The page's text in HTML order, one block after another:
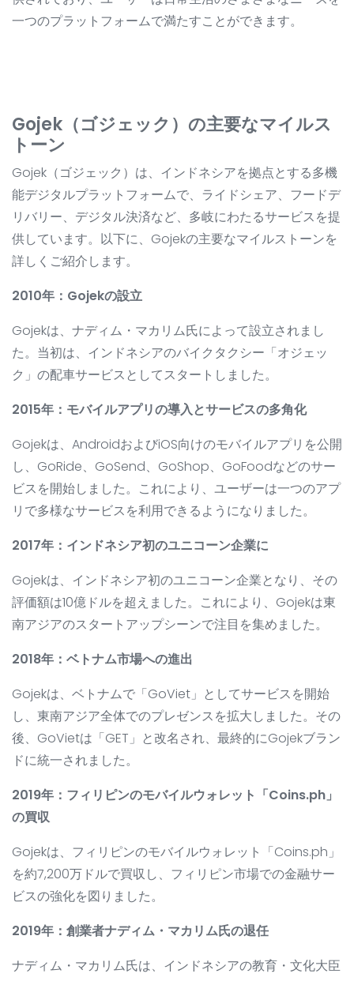
一つのプラットフォームで満たすことができます。
Gojek（ゴジェック）の主要なマイルス
トーン
Gojek（ゴジェック）は、インドネシアを拠点とする多機
能デジタルプラットフォームで、ライドシェア、フードデ
リバリー、デジタル決済など、多岐にわたるサービスを提
供しています。以下に、Gojekの主要なマイルストーンを
詳しくご紹介します。
2010年：Gojekの設立
Gojekは、ナディム・マカリム氏によって設立されまし
た。当初は、インドネシアのバイクタクシー「オジェッ
ク」の配車サービスとしてスタートしました。
2015年：モバイルアプリの導入とサービスの多角化
Gojekは、AndroidおよびiOS向けのモバイルアプリを公開
し、GoRide、GoSend、GoShop、GoFoodなどのサー
ビスを開始しました。これにより、ユーザーは一つのアプ
リで多様なサービスを利用できるようになりました。
2017年：インドネシア初のユニコーン企業に
Gojekは、インドネシア初のユニコーン企業となり、その
評価額は10億ドルを超えました。これにより、Gojekは東
南アジアのスタートアップシーンで注目を集めました。
2018年：ベトナム市場への進出
Gojekは、ベトナムで「GoViet」としてサービスを開始
し、東南アジア全体でのプレゼンスを拡大しました。その
後、GoVietは「GET」と改名され、最終的にGojekブラン
ドに統一されました。
2019年：フィリピンのモバイルウォレット「Coins.ph」
の買収
Gojekは、フィリピンのモバイルウォレット「Coins.ph」
を約7,200万ドルで買収し、フィリピン市場での金融サー
ビスの強化を図りました。
2019年：創業者ナディム・マカリム氏の退任
ナディム・マカリム氏は、インドネシアの教育・文化大臣